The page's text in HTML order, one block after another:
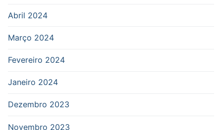
Abril 2024
Março 2024
Fevereiro 2024
Janeiro 2024
Dezembro 2023
Novembro 2023